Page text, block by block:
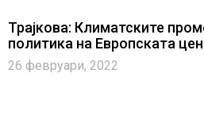
Трајкова: Климатските
политика на Европската
26 февруари, 2022